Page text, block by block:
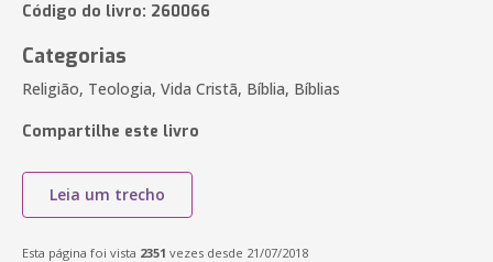
Código do livro: 260066
Categorias
Religião, Teologia, Vida Cristã, Bíblia, Bíblias
Compartilhe este livro
Leia um trecho
Esta página foi vista 2351 vezes desde 21/07/2018